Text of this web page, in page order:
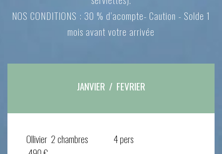
NOS CONDITIONS : 30 % d’acompte- Caution - Solde 1
mois avant votre arrivée
JANVIER / FEVRIER
Ollivier 2 chambres 4 pers